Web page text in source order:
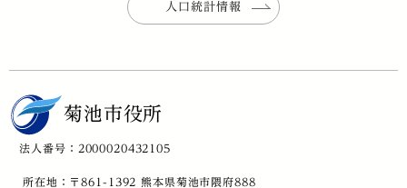
人口統計情報
菊池市役所
法人番号：2000020432105
所在地：〒861-1392 熊本県菊池市隈府888